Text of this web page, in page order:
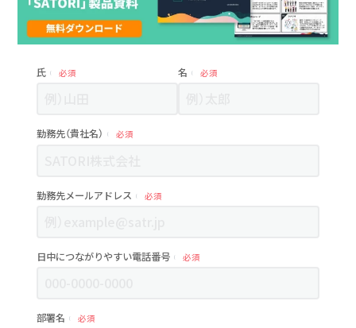
氏 必須 名 必須
勤務先（貴社名） 必須
勤務先メールアドレス 必須
日中につながりやすい電話番号 必須
部署名 必須